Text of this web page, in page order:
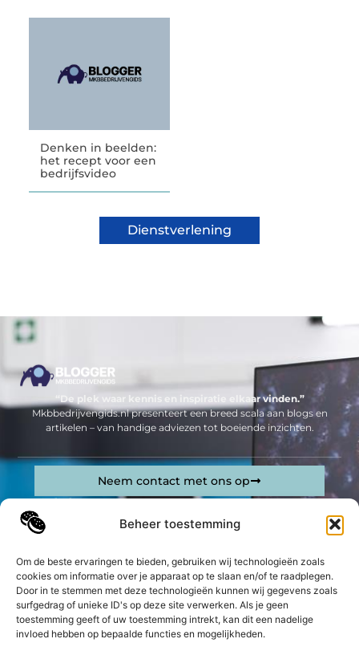
Beheer toestemming
Om de beste ervaringen te bieden, gebruiken wij technologieën zoals
cookies om informatie over je apparaat op te slaan en/of te raadplegen.
Door in te stemmen met deze technologieën kunnen wij gegevens zoals
surfgedrag of unieke ID's op deze site verwerken. Als je geen
toestemming geeft of uw toestemming intrekt, kan dit een nadelige
invloed hebben op bepaalde functies en mogelijkheden.
Denken in beelden:
het recept voor een
bedrijfsvideo
Dienstverlening
“De plek waar kennis en inspiratie elkaar vinden.”
Mkbbedrijvengids.nl presenteert een breed scala aan blogs en
artikelen – van handige adviezen tot boeiende inzichten.
Sitelinks
De best gelezen stukken op een rij
Waarom een Haagse slotenmaker inhuren?
Verloskundigen: Een krachtige en essentiële rol in de
gezondheidszorg
Bericht categorie
Neem contact met ons op